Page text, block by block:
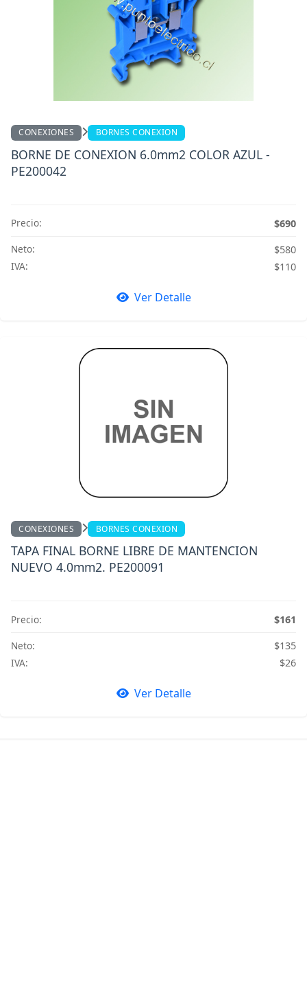
CONEXIONES BORNES CONEXION
BORNE DE CONEXION 6.0mm2 COLOR AZUL -
PE200042
Precio:
$690
Neto:
$580
IVA:
$110
Ver Detalle
CONEXIONES BORNES CONEXION
TAPA FINAL BORNE LIBRE DE MANTENCION
NUEVO 4.0mm2. PE200091
Precio:
$161
Neto:
$135
IVA:
$26
Ver Detalle